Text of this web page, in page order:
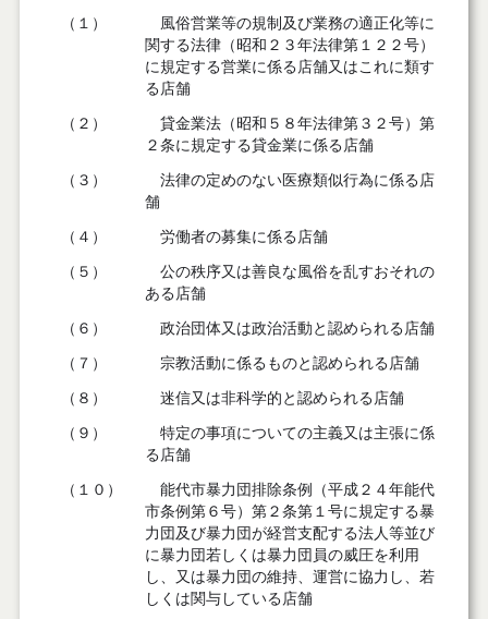
（１）
風俗営業等の規制及び業務の適正化等に
関する法律（昭和２３年法律第１２２号）
に規定する営業に係る店舗又はこれに類す
る店舗
（２）
貸金業法（昭和５８年法律第３２号）第
２条に規定する貸金業に係る店舗
（３）
法律の定めのない医療類似行為に係る店
舗
（４） 労働者の募集に係る店舗
（５）
公の秩序又は善良な風俗を乱すおそれの
ある店舗
（６） 政治団体又は政治活動と認められる店舗
（７） 宗教活動に係るものと認められる店舗
（８） 迷信又は非科学的と認められる店舗
（９）
特定の事項についての主義又は主張に係
る店舗
（１０）
能代市暴力団排除条例（平成２４年能代
市条例第６号）第２条第１号に規定する暴
力団及び暴力団が経営支配する法人等並び
に暴力団若しくは暴力団員の威圧を利用
し、又は暴力団の維持、運営に協力し、若
しくは関与している店舗